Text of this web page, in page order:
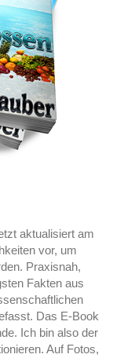
aktualisiert am
vor, um
Praxisnah,
Fakten aus
Das E-Book
Ich bin also der
Auf Fotos,